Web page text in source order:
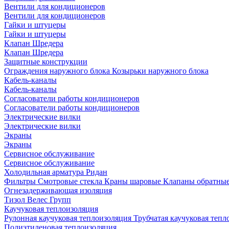
Вентили для кондиционеров
Вентили для кондиционеров
Гайки и штуцеры
Гайки и штуцеры
Клапан Шредера
Клапан Шредера
Защитные конструкции
Ограждения наружного блока Козырьки наружного блока
Кабель-каналы
Кабель-каналы
Согласователи работы кондиционеров
Согласователи работы кондиционеров
Электрические вилки
Электрические вилки
Экраны
Экраны
Сервисное обслуживание
Сервисное обслуживание
Холодильная арматура Ридан
Фильтры Смотровые стекла Краны шаровые Клапаны
Огнезадерживающая изоляция
Тизол Велес Групп
Каучуковая теплоизоляция
Рулонная каучуковая теплоизоляция Трубчатая каучуковая
Полиэтиленовая теплоизоляция